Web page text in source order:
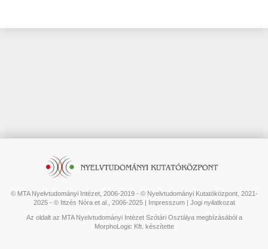
© MTA Nyelvtudományi Intézet, 2006-2019 - © Nyelvtudományi Kutatóközpont, 2021-
2025 - © Ittzés Nóra et al., 2006-2025 | Impresszum| Jogi nyilatkozat
Az oldalt az MTA Nyelvtudományi Intézet Szótári Osztálya megbízásából a
MorphoLogic Kft. készítette